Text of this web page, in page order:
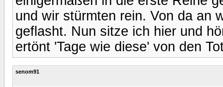
und wir stürmten rein. Von da an
geflasht. Nun sitze ich hier und
ertönt 'Tage wie diese' von den
senom91